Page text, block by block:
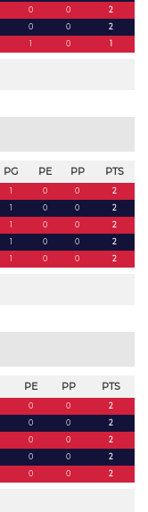
0 0
2
0 0
2
1 0 1
PG PE PP PTS
1 0 0
2
1 0 0
2
1 0 0
2
1 0 0
2
1 0 0 2
PE PP PTS
0 0
2
0 0
2
0 0
2
0 0
2
0 0 2